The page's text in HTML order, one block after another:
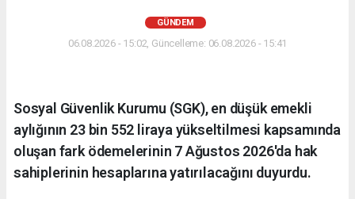
GÜNDEM
06.08.2026 - 15:02, Güncelleme: 06.08.2026 - 15:41
Sosyal Güvenlik Kurumu (SGK), en düşük emekli
aylığının 23 bin 552 liraya yükseltilmesi kapsamında
oluşan fark ödemelerinin 7 Ağustos 2026'da hak
sahiplerinin hesaplarına yatırılacağını duyurdu.